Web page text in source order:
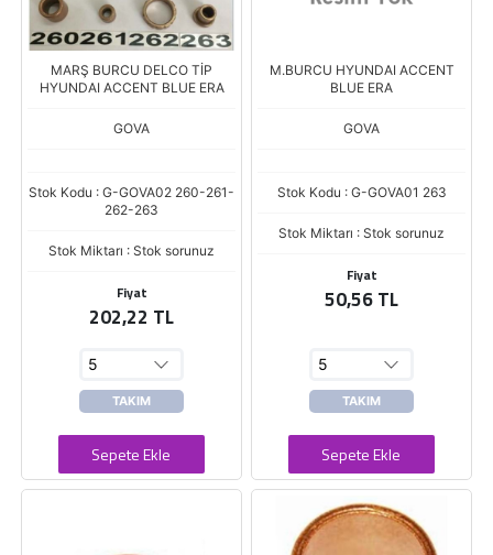
MARŞ BURCU DELCO TİP
HYUNDAI ACCENT BLUE ERA
GOVA
Stok Kodu : G-GOVA02 260-261-
262-263
Stok Miktarı : Stok sorunuz
Fiyat
202,22 TL
TAKIM
Sepete Ekle
M.BURCU HYUNDAI ACCENT
BLUE ERA
GOVA
Stok Kodu : G-GOVA01 263
Stok Miktarı : Stok sorunuz
Fiyat
50,56 TL
TAKIM
Sepete Ekle